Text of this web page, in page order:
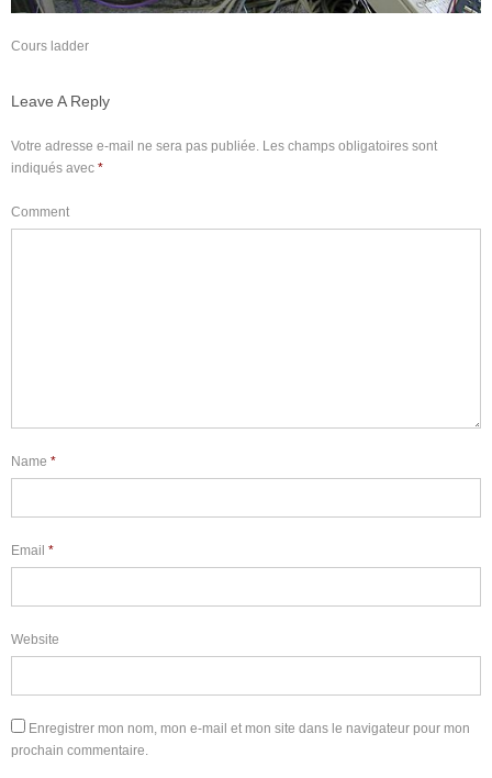
Cours ladder
Leave A Reply
Votre adresse e-mail ne sera pas publiée. Les champs obligatoires sont
indiqués avec *
Comment
Name *
Email *
Website
Enregistrer mon nom, mon e-mail et mon site dans le navigateur pour mon
prochain commentaire.